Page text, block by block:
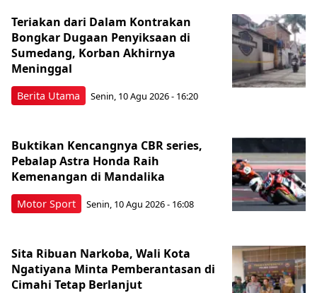
Berita Utama
Teriakan dari Dalam Kontrakan
Bongkar Dugaan Penyiksaan di
Sumedang, Korban Akhirnya
Meninggal
Senin, 10 Agu 2026 - 16:20
Motor Sport
Buktikan Kencangnya CBR series,
Pebalap Astra Honda Raih
Kemenangan di Mandalika
Senin, 10 Agu 2026 - 16:08
Sita Ribuan Narkoba, Wali Kota
Ngatiyana Minta Pemberantasan di
Cimahi Tetap Berlanjut